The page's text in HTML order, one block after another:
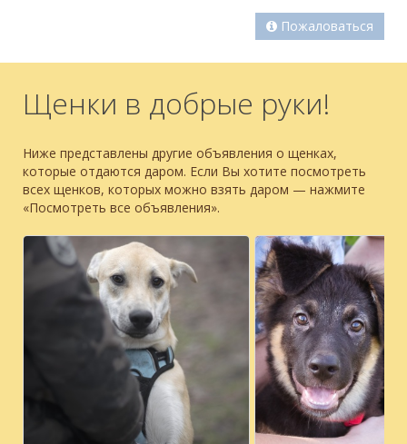
Пожаловаться
Щенки в добрые руки!
Ниже представлены другие объявления о щенках,
которые отдаются даром. Если Вы хотите посмотреть
всех щенков, которых можно взять даром — нажмите
«Посмотреть все объявления».